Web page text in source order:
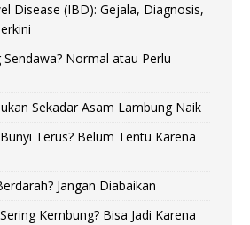
Disease (IBD): Gejala, Diagnosis,
Normal atau Perlu
Sekadar Asam Lambung Naik
Terus? Belum Tentu Karena
Jangan Diabaikan
Kembung? Bisa Jadi Karena